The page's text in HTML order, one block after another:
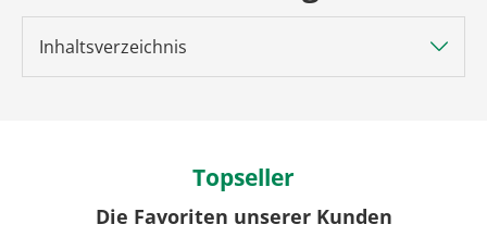
Inhaltsverzeichnis
Topseller
Die Favoriten unserer Kunden